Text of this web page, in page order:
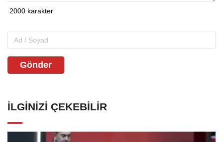
Gönder
İLGINIZI ÇEKEBILIR